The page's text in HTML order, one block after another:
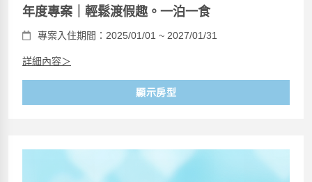
年度專案｜輕鬆渡假趣。一泊一食
專案入住期間：2025/01/01 ~ 2027/01/31
詳細內容＞
顯示房型